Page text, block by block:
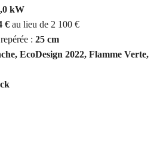
kW
€ au lieu de 2 100 €
: 25 cm
EcoDesign 2022, Flamme Verte,